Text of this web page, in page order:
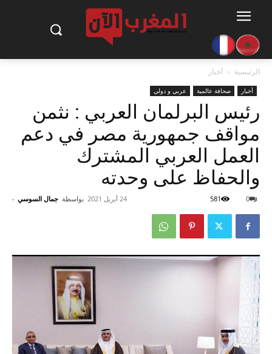
الرئيسية أخبار
أخبار صحافة عالمية عربي و دولي
رئيس البرلمان العربي : نثمن
مواقف جمهورية مصر في دعم
العمل العربي المشترك
والحفاظ على وحدته
بواسطة جمال السوسي - 24 أبريل 2021 0
581